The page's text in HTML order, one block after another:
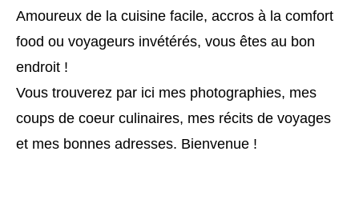
Amoureux de la cuisine facile, accros à la comfort
food ou voyageurs invétérés, vous êtes au bon
endroit !
Vous trouverez par ici mes photographies, mes
coups de coeur culinaires, mes récits de voyages
et mes bonnes adresses. Bienvenue !